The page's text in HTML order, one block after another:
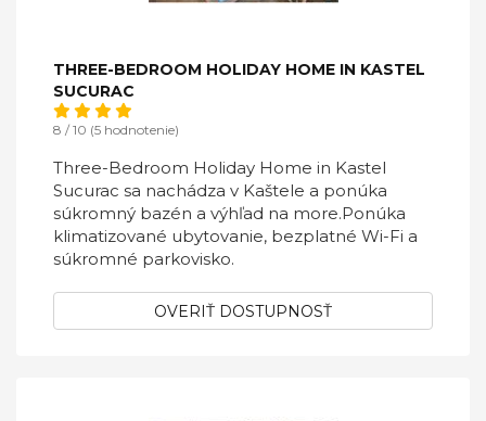
THREE-BEDROOM HOLIDAY HOME IN KASTEL
SUCURAC
8 / 10 (5 hodnotenie)
Three-Bedroom Holiday Home in Kastel
Sucurac sa nachádza v Kaštele a ponúka
súkromný bazén a výhľad na more.Ponúka
klimatizované ubytovanie, bezplatné Wi-Fi a
súkromné ​​parkovisko.
OVERIŤ DOSTUPNOSŤ